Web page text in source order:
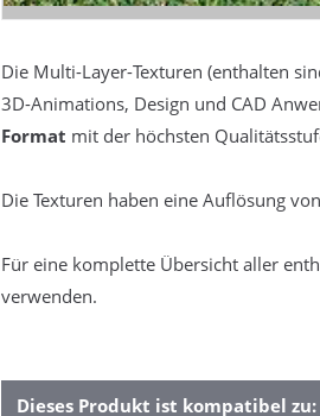
Die Multi-Layer-Texturen (enthalten
3D-Animations, Design und CAD
Format mit der höchsten
Die Texturen haben eine Auflösung
Für eine komplette Übersicht aller
verwenden.
Dieses Produkt ist kompatibel zu: